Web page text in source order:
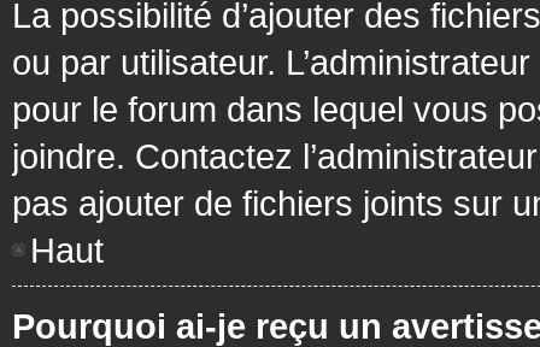
La possibilité d’ajouter des
ou par utilisateur.
pour le forum dans lequel vous
joindre. Contactez
pas ajouter de fichiers joints sur
Haut
Pourquoi ai-je reçu un